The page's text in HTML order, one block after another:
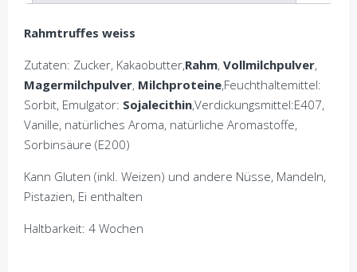
Rahmtruffes weiss
Zutaten: Zucker, Kakaobutter,Rahm, Vollmilchpulver,
Magermilchpulver, Milchproteine,Feuchthaltemittel:
Sorbit, Emulgator: Sojalecithin,Verdickungsmittel:E407,
Vanille, natürliches Aroma, natürliche Aromastoffe,
Sorbinsäure (E200)
Kann Gluten (inkl. Weizen) und andere Nüsse, Mandeln,
Pistazien, Ei enthalten
Haltbarkeit: 4 Wochen